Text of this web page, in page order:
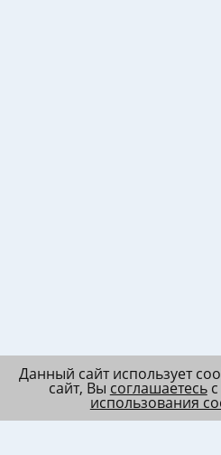
Данный сайт использует
сайт, Вы соглашаетесьс
использования